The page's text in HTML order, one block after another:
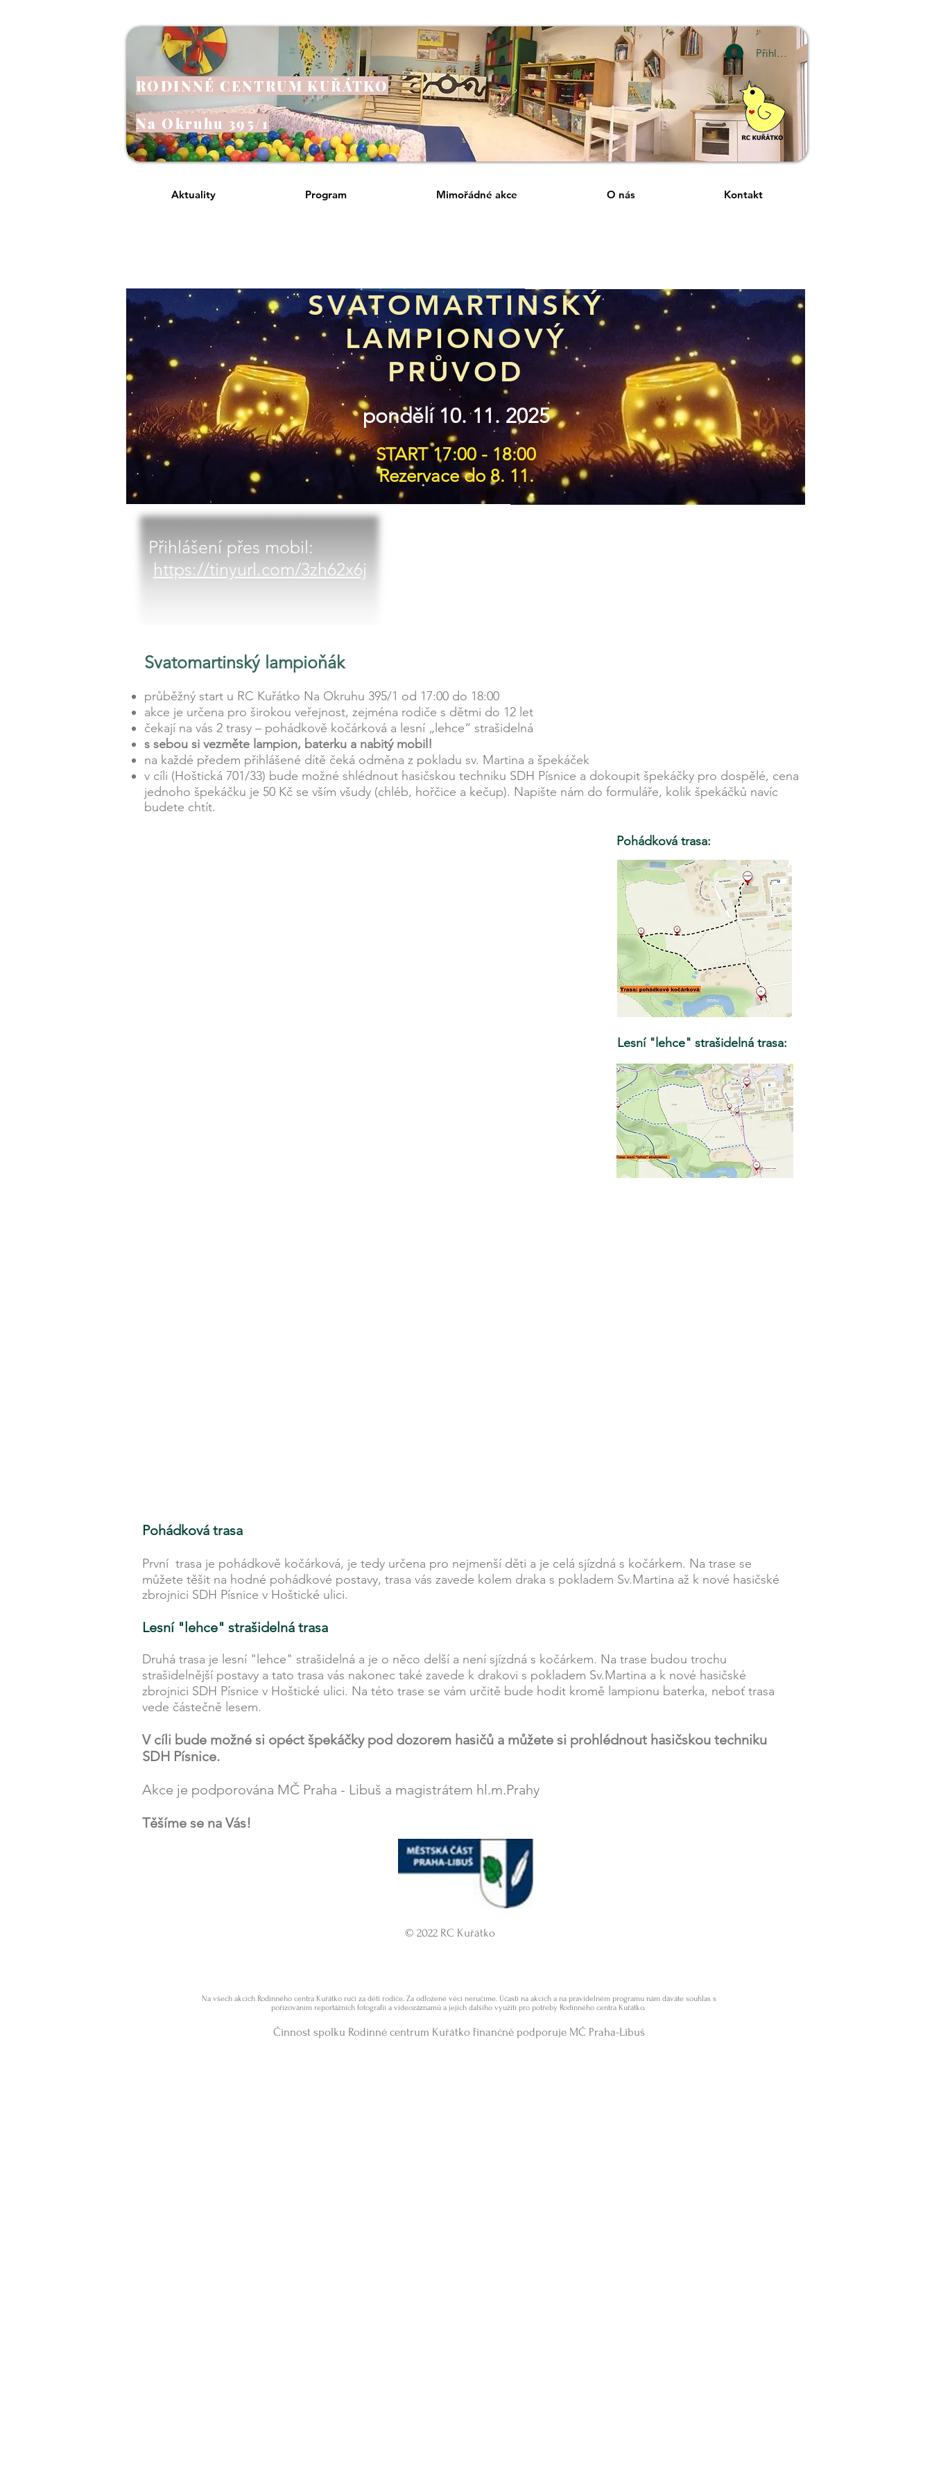
RODINNÉ CENTRUM KUŘÁTKO
Na Okruhu 395/1
Přihlásit se
Aktuality Program Mimořádné akce O nás Kontakt
SVATOMARTINSKÝ
LAMPIONOVÝ
PRŮVOD
pondělí 10. 11. 2025
START 17:00 - 18:00
Rezervace do8. 11.
Přihlášení přes mobil:
https://tinyurl.com/3zh62x6j
Svatomartinský lampioňák
průběžný start u RC Kuřátko Na Okruhu 395/1 od 17:00 do 18:00
akce je určena pro širokou veřejnost, zejména rodiče s dětmi do 12 let
čekají na vás 2 trasy – pohádkově kočárková a lesní „lehce“ strašidelná
s sebou si vezměte lampion, baterku a nabitý mobil!
na každé předem přihlášené dítě čeká odměna z pokladu sv. Martina a špekáček
v cíli (Hoštická 701/33) bude možné shlédnout hasičskou techniku SDH Písnice a dokoupit špekáčky pro dospělé, cena
jednoho špekáčku je 50 Kč se vším všudy (chléb, hořčice a kečup). Napište nám do formuláře, kolik špekáčků navíc
budete chtít.
Pohádková trasa:
Lesní "lehce" strašidelná trasa:
Pohádková trasa
První trasa je pohádkově kočárková, je tedy určena pro nejmenší děti a je celá sjízdná s kočárkem. Na trase se
můžete těšit na hodné pohádkové postavy, trasa vás zavede kolem draka s pokladem Sv.Martina až k nové hasičské
zbrojnici SDH Písnice v Hoštické ulici.
Lesní "lehce" strašidelná trasa
Druhá trasa je lesní "lehce" strašidelná a je o něco delší a není sjízdná s kočárkem. Na trase budou trochu
strašidelnější postavy a tato trasa vás nakonec také zavede k drakovi s pokladem Sv.Martina a k nové hasičské
zbrojnici SDH Písnice v Hoštické ulici. Na této trase se vám určitě bude hodit kromě lampionu baterka, neboť trasa
vede částečně lesem.
V cíli bude možné si opéct špekáčky pod dozorem hasičů a můžete si prohlédnout hasičskou techniku
SDH Písnice.
Akce je podporována MČ Praha - Libuš a magistrátem hl.m.Prahy
Těšíme se na Vás!
Na všech akcích Rodinného centra Kuřátko ručí za děti rodiče. Za odložené věci neručíme. Účastí na akcích a na pravidelném programu nám dáváte souhlas s
pořizováním reportážních fotografií a videozáznamů a jejich dalšího využití pro potřeby Rodinného centra Kuřátko.
Činnost spolku Rodinné centrum Kuřátko finančně podporuje MČ Praha-Libuš
© 2022 RC Kuřátko